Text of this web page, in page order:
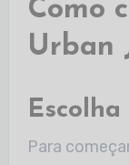
Como
Urban
Para